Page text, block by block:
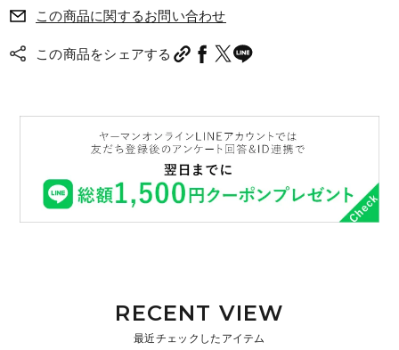
この商品に関するお問い合わせ
この商品をシェアする
RECENT VIEW
最近チェックしたアイテム